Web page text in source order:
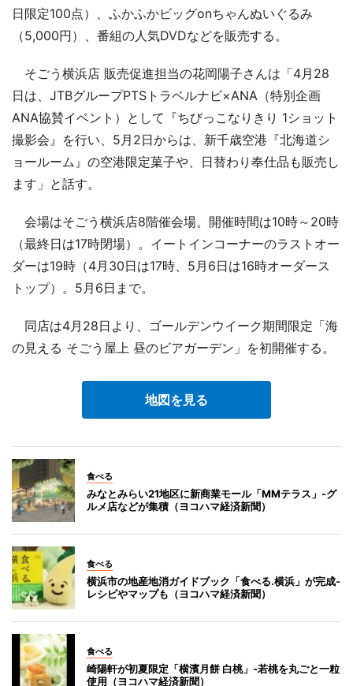
日限定100点）、ふかふかビッグonちゃんぬいぐるみ
（5,000円）、番組の人気DVDなどを販売する。
そごう横浜店 販売促進担当の花岡陽子さんは「4月28
日は、JTBグループPTSトラベルナビ×ANA（特別企画
ANA協賛イベント）として『ちびっこなりきり 1ショット
撮影会』を行い、5月2日からは、新千歳空港『北海道シ
ョールーム』の空港限定菓子や、日替わり奉仕品も販売し
ます」と話す。
会場はそごう横浜店8階催会場。開催時間は10時～20時
（最終日は17時閉場）。イートインコーナーのラストオー
ダーは19時（4月30日は17時、5月6日は16時オーダース
トップ）。5月6日まで。
同店は4月28日より、ゴールデンウイーク期間限定「海
の見える そごう屋上 昼のビアガーデン」を初開催する。
地図を見る
食べる
みなとみらい21地区に新商業モール「MMテラス」-グ
ルメ店などが集積（ヨコハマ経済新聞）
食べる
横浜市の地産地消ガイドブック「食べる.横浜」が完成-
レシピやマップも（ヨコハマ経済新聞）
食べる
崎陽軒が初夏限定「横濱月餅 白桃」-若桃を丸ごと一粒
使用（ヨコハマ経済新聞）